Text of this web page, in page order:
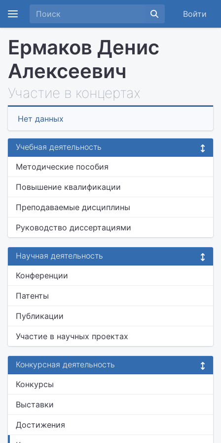
Войти
Ермаков Денис
Алексеевич
Участие в концертах
Нет данных
Учебная деятельность
Методические пособия
Повышение квалификации
Преподаваемые дисциплины
Руководство диссертациями
Научная деятельность
Конференции
Патенты
Публикации
Участие в научных проектах
Конкурсная деятельность
Конкурсы
Выставки
Достижения